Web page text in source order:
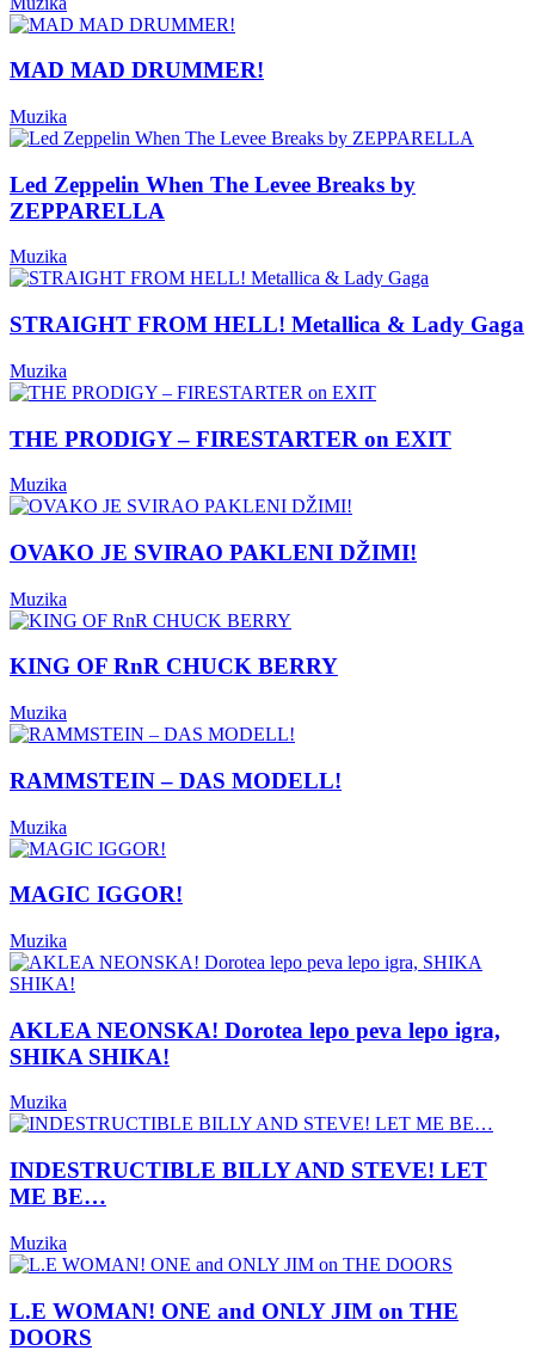
MAD MAD DRUMMER!
Muzika
Led Zeppelin When The Levee Breaks by
ZEPPARELLA
Muzika
STRAIGHT FROM HELL! Metallica & Lady Gaga
Muzika
THE PRODIGY – FIRESTARTER on EXIT
Muzika
OVAKO JE SVIRAO PAKLENI DŽIMI!
Muzika
KING OF RnR CHUCK BERRY
Muzika
RAMMSTEIN – DAS MODELL!
Muzika
MAGIC IGGOR!
Muzika
AKLEA NEONSKA! Dorotea lepo peva lepo igra,
SHIKA SHIKA!
Muzika
INDESTRUCTIBLE BILLY AND STEVE! LET
ME BE…
Muzika
L.E WOMAN! ONE and ONLY JIM on THE
DOORS